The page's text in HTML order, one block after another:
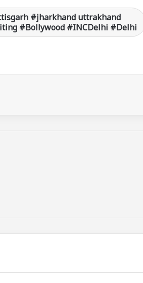
#jharkhand uttrakhand
#Bollywood #INCDelhi #Delhi